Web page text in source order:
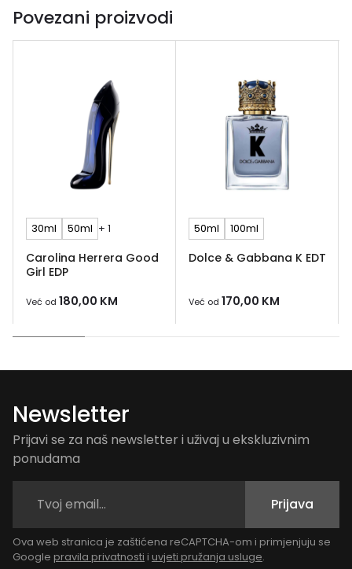
Povezani proizvodi
30ml 50ml + 1
Carolina Herrera Good
Girl EDP
Već od 180,00 KM
50ml 100ml
Dolce & Gabbana K EDT
Već od 170,00 KM
Newsletter
Prijavi se za naš newsletter i uživaj u ekskluzivnim
ponudama
Prijava
Ova web stranica je zaštićena reCAPTCHA-om i primjenjuju se
Google pravila privatnosti i uvjeti pružanja usluge.